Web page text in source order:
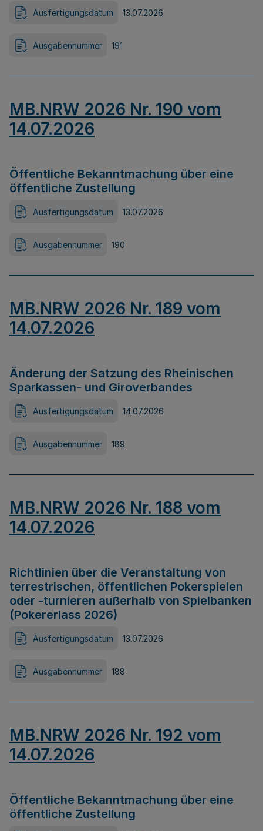
Ausfertigungsdatum 13.07.2026
Ausgabennummer 191
MB.NRW 2026 Nr. 190 vom
14.07.2026
Öffentliche Bekanntmachung über eine
öffentliche Zustellung
Ausfertigungsdatum 13.07.2026
Ausgabennummer 190
MB.NRW 2026 Nr. 189 vom
14.07.2026
Änderung der Satzung des Rheinischen
Sparkassen- und Giroverbandes
Ausfertigungsdatum 14.07.2026
Ausgabennummer 189
MB.NRW 2026 Nr. 188 vom
14.07.2026
Richtlinien über die Veranstaltung von
terrestrischen, öffentlichen Pokerspielen
oder -turnieren außerhalb von Spielbanken
(Pokererlass 2026)
Ausfertigungsdatum 13.07.2026
Ausgabennummer 188
MB.NRW 2026 Nr. 192 vom
14.07.2026
Öffentliche Bekanntmachung über eine
öffentliche Zustellung